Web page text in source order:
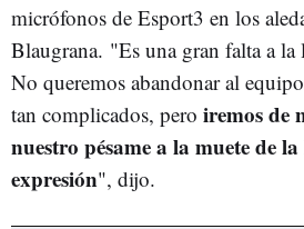
micrófonos de Esport3 en los
Blaugrana. "Es una gran falta a la
No queremos abandonar al
tan complicados, pero iremos de
nuestro pésame a la muete de
expresión", dijo.